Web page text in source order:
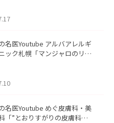
名医Youtube アルバアレルギ
ック札幌「マンジャロのリア
名医Youtube めぐ皮膚科・美
「”とおりすがりの皮膚科